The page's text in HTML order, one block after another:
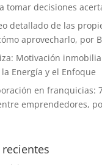
tomar decisiones
detallado de las
aprovecharlo, por
Motivación
Energía y el Enfoque
en franquicias:
emprendedores,